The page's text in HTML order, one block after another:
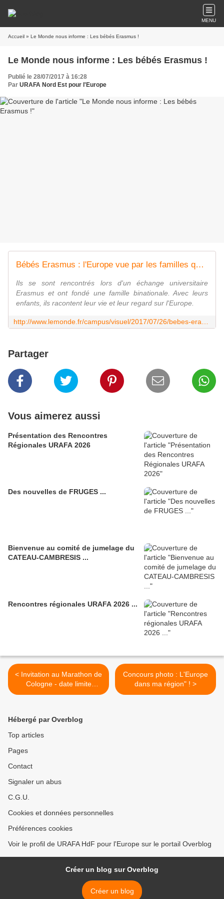
MENU
Accueil » Le Monde nous informe : Les bébés Erasmus !
Le Monde nous informe : Les bébés Erasmus !
Publié le 28/07/2017 à 16:28
Par URAFA Nord Est pour l'Europe
Bébés Erasmus : l'Europe vue par les familles qu'elle a fait naître
Ils se sont rencontrés lors d'un échange universitaire
Erasmus et ont fondé une famille binationale. Avec leurs
enfants, ils racontent leur vie et leur regard sur l'Europe.
Partager
Vous aimerez aussi
Présentation des Rencontres
Régionales URAFA 2026
Des nouvelles de FRUGES ...
Bienvenue au comité de jumelage du
CATEAU-CAMBRESIS ...
Rencontres régionales URAFA 2026 ...
< Invitation au Marathon de
Cologne - date limite
d'inscription :le 15 août
Concours photo : L'Europe
dans ma région" ! >
Hébergé par Overblog
Top articles
Pages
Contact
Signaler un abus
C.G.U.
Cookies et données personnelles
Préférences cookies
Voir le profil de URAFA HdF pour l'Europe sur le portail Overblog
Créer un blog sur Overblog
Créer un blog